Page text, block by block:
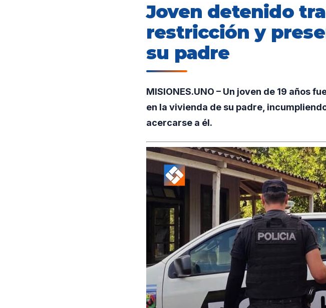
Joven detenido
restricción y
su padre
MISIONES.UNO – Un joven de 19 años
en la vivienda de su padre,
acercarse a él.